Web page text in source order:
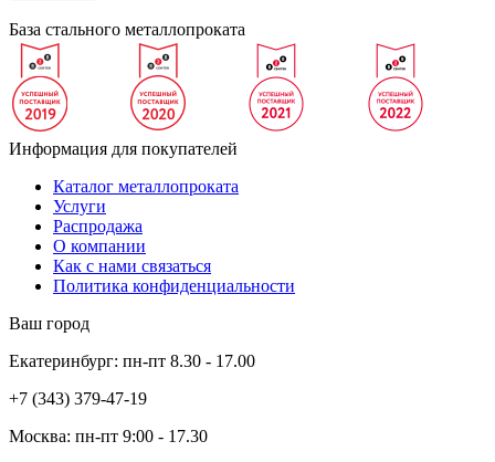
База стального металлопроката
Информация для покупателей
Каталог металлопроката
Услуги
Распродажа
О компании
Как с нами связаться
Политика конфиденциальности
Ваш город
Екатеринбург: пн-пт 8.30 - 17.00
+7 (343) 379-47-19
Москва: пн-пт 9:00 - 17.30